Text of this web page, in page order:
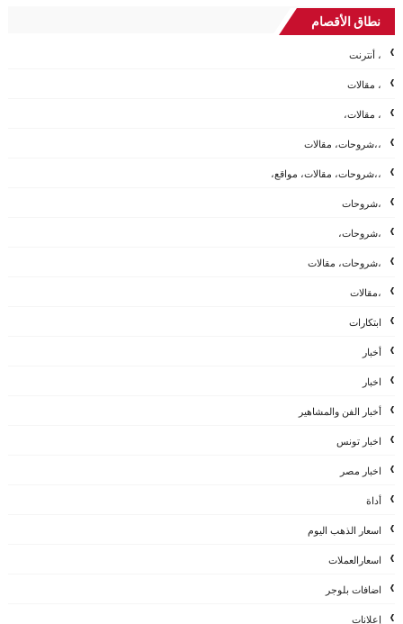
نطاق الأقصام
، أنترنت
، مقالات
، مقالات،
،،شروحات، مقالات
،،شروحات، مقالات، مواقع،
،شروحات
،شروحات،
،شروحات، مقالات
،مقالات
ابتكارات
أخبار
اخبار
أخبار الفن والمشاهير
اخبار تونس
اخبار مصر
أداة
اسعار الذهب اليوم
اسعارالعملات
اضافات بلوجر
إعلانات